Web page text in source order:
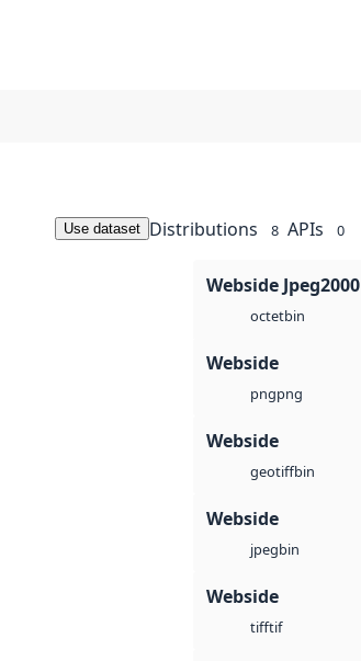
Use dataset Distributions 8 APIs 0
Webside Jpeg2000
octetbin
Webside
pngpng
Webside
geotiffbin
Webside
jpegbin
Webside
tifftif